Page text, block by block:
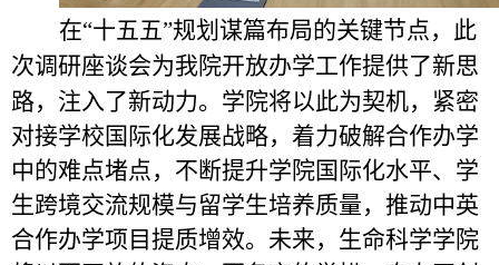
在“十五五”规划谋篇布局的关键节点，此
次调研座谈会为我院开放办学工作提供了新思
路， 注入了新动力。学院将以此为契机，紧密
对接学校国际化发展战略，着力破解合作办学
中的难点堵点，不断提升学院国际化水平、学
生跨境交流规模与留学生培养质量，推动中英
合作办学项目提质增效。未来，生命科学学院